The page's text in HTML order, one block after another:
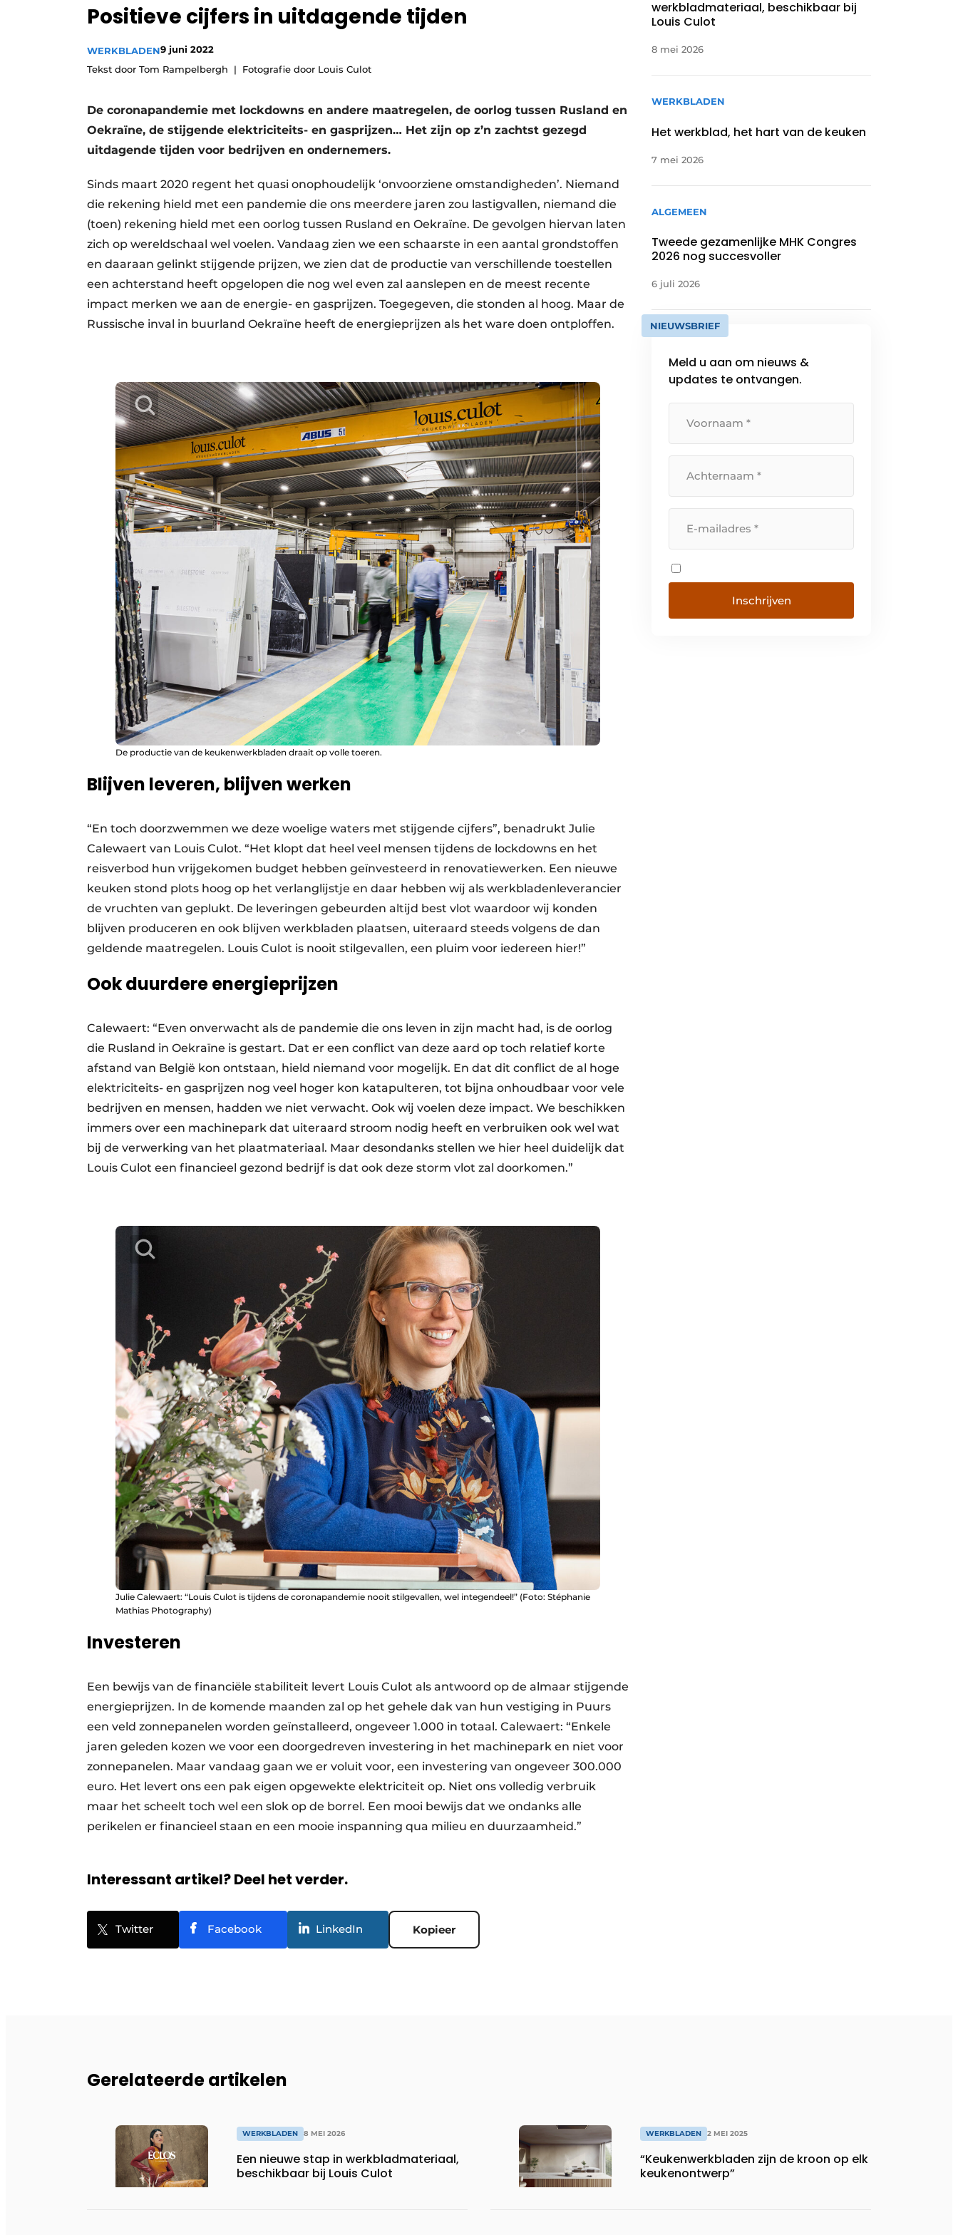
Vacature aanmelden
Positieve cijfers in uitdagende tijden
WERKBLADEN9 juni 2022
Tekst door Tom Rampelbergh
Fotografie door Louis Culot
De coronapandemie met lockdowns en andere maatregelen, de oorlog tussen Rusland en
Oekraïne, de stijgende elektriciteits- en gasprijzen… Het zijn op z’n zachtst gezegd
uitdagende tijden voor bedrijven en ondernemers.
Sinds maart 2020 regent het quasi onophoudelijk ‘onvoorziene omstandigheden’. Niemand
die rekening hield met een pandemie die ons meerdere jaren zou lastigvallen, niemand die
(toen) rekening hield met een oorlog tussen Rusland en Oekraïne. De gevolgen hiervan laten
zich op wereldschaal wel voelen. Vandaag zien we een schaarste in een aantal grondstoffen
en daaraan gelinkt stijgende prijzen, we zien dat de productie van verschillende toestellen
een achterstand heeft opgelopen die nog wel even zal aanslepen en de meest recente
impact merken we aan de energie- en gasprijzen. Toegegeven, die stonden al hoog. Maar de
Russische inval in buurland Oekraïne heeft de energieprijzen als het ware doen ontploffen.
De productie van de keukenwerkbladen draait op volle toeren.
Blijven leveren, blijven werken
“En toch doorzwemmen we deze woelige waters met stijgende cijfers”, benadrukt Julie
Calewaert van Louis Culot. “Het klopt dat heel veel mensen tijdens de lockdowns en het
reisverbod hun vrijgekomen budget hebben geïnvesteerd in renovatiewerken. Een nieuwe
keuken stond plots hoog op het verlanglijstje en daar hebben wij als werkbladenleverancier
de vruchten van geplukt. De leveringen gebeurden altijd best vlot waardoor wij konden
blijven produceren en ook blijven werkbladen plaatsen, uiteraard steeds volgens de dan
geldende maatregelen. Louis Culot is nooit stilgevallen, een pluim voor iedereen hier!”
Ook duurdere energieprijzen
Calewaert: “Even onverwacht als de pandemie die ons leven in zijn macht had, is de oorlog
die Rusland in Oekraïne is gestart. Dat er een conflict van deze aard op toch relatief korte
afstand van België kon ontstaan, hield niemand voor mogelijk. En dat dit conflict de al hoge
elektriciteits- en gasprijzen nog veel hoger kon katapulteren, tot bijna onhoudbaar voor vele
bedrijven en mensen, hadden we niet verwacht. Ook wij voelen deze impact. We beschikken
immers over een machinepark dat uiteraard stroom nodig heeft en verbruiken ook wel wat
bij de verwerking van het plaatmateriaal. Maar desondanks stellen we hier heel duidelijk dat
Louis Culot een financieel gezond bedrijf is dat ook deze storm vlot zal doorkomen.”
Julie Calewaert: “Louis Culot is tijdens de coronapandemie nooit stilgevallen, wel integendeel!” (Foto: Stéphanie
Mathias Photography)
Investeren
Een bewijs van de financiële stabiliteit levert Louis Culot als antwoord op de almaar stijgende
energieprijzen. In de komende maanden zal op het gehele dak van hun vestiging in Puurs
een veld zonnepanelen worden geïnstalleerd, ongeveer 1.000 in totaal. Calewaert: “Enkele
jaren geleden kozen we voor een doorgedreven investering in het machinepark en niet voor
zonnepanelen. Maar vandaag gaan we er voluit voor, een investering van ongeveer 300.000
euro. Het levert ons een pak eigen opgewekte elektriciteit op. Niet ons volledig verbruik
maar het scheelt toch wel een slok op de borrel. Een mooi bewijs dat we ondanks alle
perikelen er financieel staan en een mooie inspanning qua milieu en duurzaamheid.”
Interessant artikel? Deel het verder.
Twitter Facebook LinkedIn Kopieer
werkbladmateriaal, beschikbaar bij
Louis Culot
8 mei 2026
WERKBLADEN
Het werkblad, het hart van de keuken
7 mei 2026
ALGEMEEN
Tweede gezamenlijke MHK Congres
2026 nog succesvoller
6 juli 2026
NIEUWSBRIEF
Meld u aan om nieuws &
updates te ontvangen.
Gerelateerde artikelen
WERKBLADEN 8 MEI 2026
Een nieuwe stap in werkbladmateriaal,
beschikbaar bij Louis Culot
WERKBLADEN 2 MEI 2025
“Keukenwerkbladen zijn de kroon op elk
keukenontwerp”